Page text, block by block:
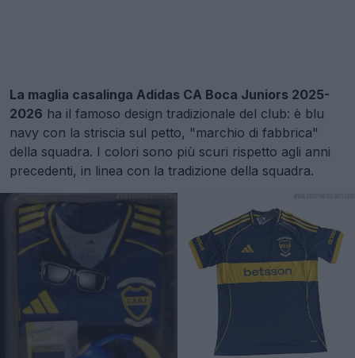
La maglia casalinga Adidas CA Boca Juniors 2025-
2026 ha il famoso design tradizionale del club: è blu
navy con la striscia sul petto, "marchio di fabbrica"
della squadra. I colori sono più scuri rispetto agli anni
precedenti, in linea con la tradizione della squadra.